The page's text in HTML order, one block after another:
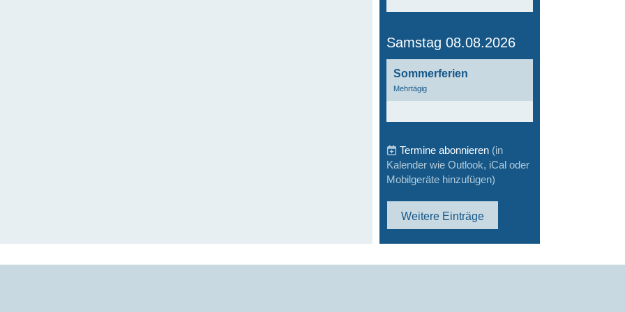
Samstag 08.08.2026
Sommerferien
Mehrtägig
Termine abonnieren (in
Kalender wie Outlook, iCal oder
Mobilgeräte hinzufügen)
Weitere Einträge